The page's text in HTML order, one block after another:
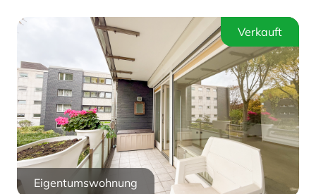
Eigentumswohnung
Verkauft